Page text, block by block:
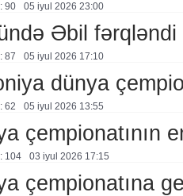
90 05 i̇yul 2026 23:00
Əbil fərqləndi
87 05 i̇yul 2026 17:10
dünya
62 05 i̇yul 2026 13:55
çempionatının
104 03 i̇yul 2026 17:15
çempionatına